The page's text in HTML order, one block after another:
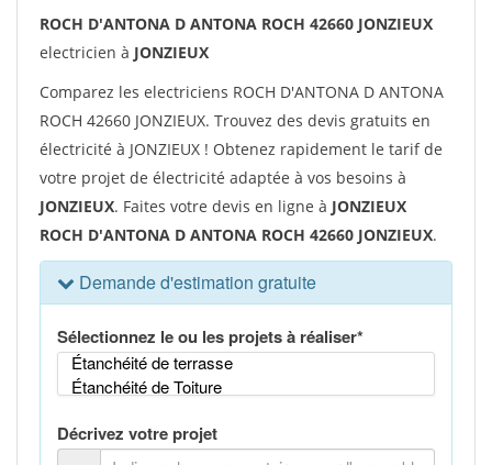
ROCH D'ANTONA D ANTONA ROCH 42660 JONZIEUX
electricien à JONZIEUX
Comparez les electriciens ROCH D'ANTONA D ANTONA
ROCH 42660 JONZIEUX. Trouvez des devis gratuits en
électricité à JONZIEUX ! Obtenez rapidement le tarif de
votre projet de électricité adaptée à vos besoins à
JONZIEUX. Faites votre devis en ligne à JONZIEUX
ROCH D'ANTONA D ANTONA ROCH 42660 JONZIEUX.